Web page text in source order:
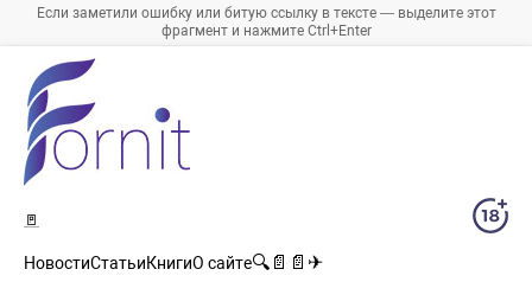
Если заметили ошибку или битую ссылку в тексте — выделите этот
фрагмент и нажмите Ctrl+Enter
🚪
НовостиСтатьиКнигиО сайте🔍 📄 📄 ✈